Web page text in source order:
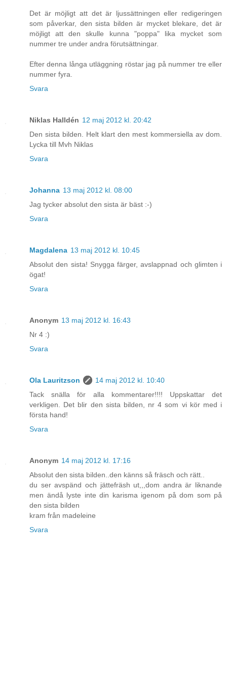
Det är möjligt att det är ljussättningen eller redigeringen
som påverkar, den sista bilden är mycket blekare, det är
möjligt att den skulle kunna "poppa" lika mycket som
nummer tre under andra förutsättningar.
Efter denna långa utläggning röstar jag på nummer tre eller
nummer fyra.
Svara
Niklas Halldén 12 maj 2012 kl. 20:42
Den sista bilden. Helt klart den mest kommersiella av dom.
Lycka till Mvh Niklas
Svara
Johanna 13 maj 2012 kl. 08:00
Jag tycker absolut den sista är bäst :-)
Svara
Magdalena 13 maj 2012 kl. 10:45
Absolut den sista! Snygga färger, avslappnad och glimten i
ögat!
Svara
Anonym 13 maj 2012 kl. 16:43
Nr 4 :)
Svara
Ola Lauritzson
14 maj 2012 kl. 10:40
Tack snälla för alla kommentarer!!!! Uppskattar det
verkligen. Det blir den sista bilden, nr 4 som vi kör med i
första hand!
Svara
Anonym 14 maj 2012 kl. 17:16
Absolut den sista bilden..den känns så fräsch och rätt..
du ser avspänd och jättefräsh ut,,,dom andra är liknande
men ändå lyste inte din karisma igenom på dom som på
den sista bilden
kram från madeleine
Svara